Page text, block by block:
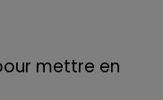
mettre en